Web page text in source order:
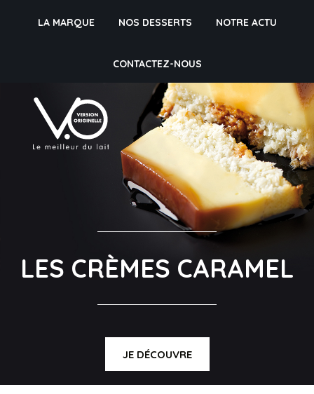
LA MARQUE NOS DESSERTS NOTRE ACTU
CONTACTEZ-NOUS
LES CRÈMES CARAMEL
JE DÉCOUVRE